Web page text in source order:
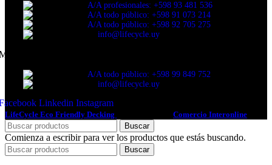
A/A profesionales: +598 93 481 536
A/A todo público: +598 91 073 214
A/A todo público: +598 92 705 275
info@lifecycle.uy
A/A todo público: +598 99 849 752
info@lifecycle.uy
Linkedin Instagram
LifeCycle Eco Friendly Decking
Comercio Interonline
Buscar
Comienza a escribir para ver los productos que estás buscando.
Buscar